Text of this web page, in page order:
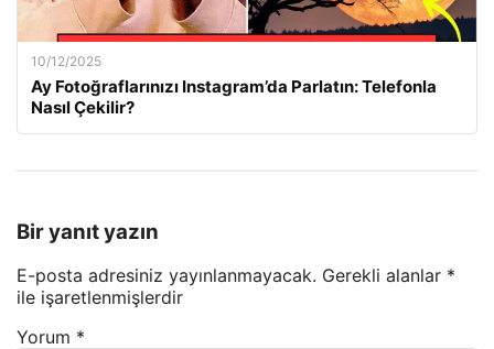
10/12/2025
Ay Fotoğraflarınızı Instagram’da Parlatın: Telefonla
Nasıl Çekilir?
Bir yanıt yazın
E-posta adresiniz yayınlanmayacak. Gerekli alanlar *
ile işaretlenmişlerdir
Yorum *